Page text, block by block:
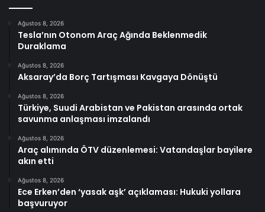
Ağustos 8, 2026
Tesla’nın Otonom Araç Ağında Beklenmedik
Duraklama
Ağustos 8, 2026
Aksaray’da Borç Tartışması Kavgaya Dönüştü
Ağustos 8, 2026
Türkiye, Suudi Arabistan ve Pakistan arasında ortak
savunma anlaşması imzalandı
Ağustos 8, 2026
Araç alımında ÖTV düzenlemesi: Vatandaşlar bayilere
akın etti
Ağustos 8, 2026
Ece Erken’den ‘yasak aşk’ açıklaması: Hukuki yollara
başvuruyor